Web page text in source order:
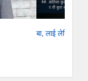
बा, लाई लेखिएको